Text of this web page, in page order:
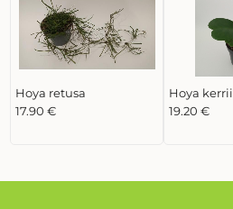
Hoya retusa
17.90 €
Hoya kerrii
19.20 €